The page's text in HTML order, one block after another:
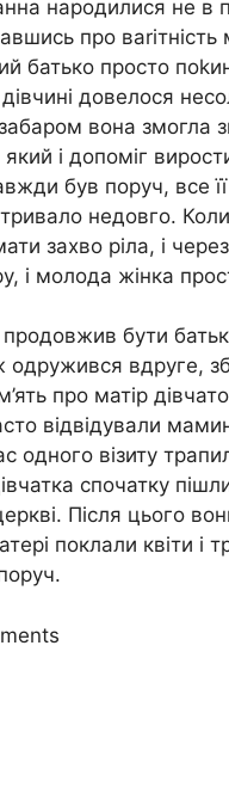
народилися не в
про ваrітність
батько просто
дівчині довелося
вона змогла
який і допоміг
був поруч, все
недовго.
захво ріла, і
і молода жінка
продовжив бути
одружився вдруге,
про матір
відвідували
одного візиту
спочатку
Після цього
поклали квіти і